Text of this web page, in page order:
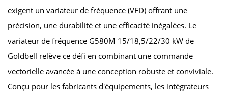
exigent un variateur de fréquence (VFD) offrant une
précision, une durabilité et une efficacité inégalées. Le
variateur de fréquence G580M 15/18,5/22/30 kW de
Goldbell relève ce défi en combinant une commande
vectorielle avancée à une conception robuste et conviviale.
Conçu pour les fabricants d'équipements, les intégrateurs